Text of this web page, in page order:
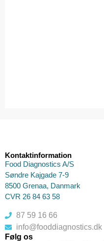
Kontaktinformation
Food Diagnostics A/S
Søndre Kajgade 7-9
8500 Grenaa, Danmark
CVR 26 84 63 58
87 59 16 66
info@fooddiagnostics.dk
Følg os